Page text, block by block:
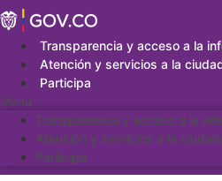
Saltar
al
contenidoTransparencia y acceso a la
Atención y servicios a la
Participa
Menu
Transparencia y acceso a la
Atención y servicios a la
Participa